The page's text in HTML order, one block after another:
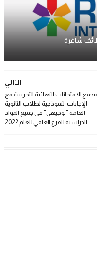
التالي
مجمع الامتحانات النهائية التجريبية مع
الإجابات النموذجية لطلاب الثانوية
العامة "توجيهي" في جميع المواد
الدراسية للفرع العلمي للعام 2022